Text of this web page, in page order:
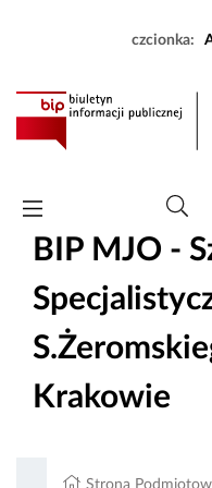
czcionka:
BIP MJO -
Krakowie